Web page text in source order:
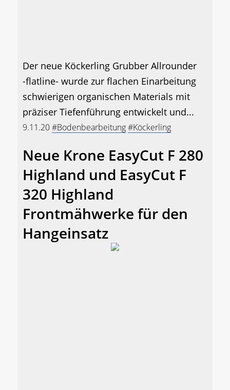
Der neue Köckerling Grubber Allrounder
-flatline- wurde zur flachen Einarbeitung
schwierigen organischen Materials mit
präziser Tiefenführung entwickelt und...
9.11.20#Bodenbearbeitung#Köckerling
Neue Krone EasyCut F 280
Highland und EasyCut F
320 Highland
Frontmähwerke für den
Hangeinsatz